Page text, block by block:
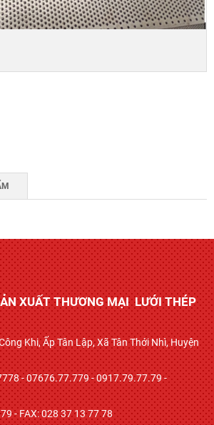
XUẤT THƯƠNG MẠI LƯỚI THÉP
Khi, Ấp Tân Lập, Xã Tân Thới Nhì, Huyện
- 07676.77.779 - 0917.79.77.79 -
- FAX: 028 37 13 77 78